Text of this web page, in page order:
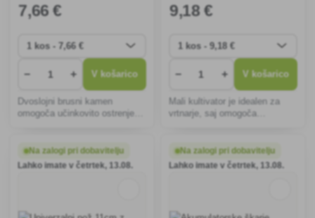
7,66 €
− + V košarico
Dvoslojni brusni kamen
omogoča učinkovito ostrenje in
vrtno orodje ter zagotavlja
natančnost in dolgotrajno
9,18 €
− + V košarico
Mali kultivator je idealen za
vrtnarje, saj omogoča
jeklene zobe in ergonomsko
obliko za udobno uporabo in
Na zalogi pri dobavitelju
Lahko imate v četrtek, 13.08.
Na zalogi pri dobavitelju
Lahko imate v četrtek, 13.08.